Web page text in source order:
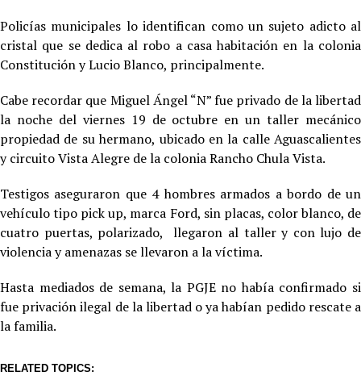
Policías municipales lo identifican como un sujeto adicto al
cristal que se dedica al robo a casa habitación en la colonia
Constitución y Lucio Blanco, principalmente.
Cabe recordar que Miguel Ángel “N” fue privado de la libertad
la noche del viernes 19 de octubre en un taller mecánico
propiedad de su hermano, ubicado en la calle Aguascalientes
y circuito Vista Alegre de la colonia Rancho Chula Vista.
Testigos aseguraron que 4 hombres armados a bordo de un
vehículo tipo pick up, marca Ford, sin placas, color blanco, de
cuatro puertas, polarizado, llegaron al taller y con lujo de
violencia y amenazas se llevaron a la víctima.
Hasta mediados de semana, la PGJE no había confirmado si
fue privación ilegal de la libertad o ya habían pedido rescate a
la familia.
RELATED TOPICS: